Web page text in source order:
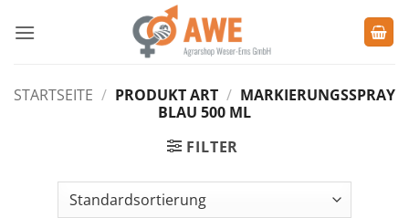
Inhalt
STARTSEITE / PRODUKT ART / MARKIERUNGSSPRAY
BLAU 500 ML
FILTER